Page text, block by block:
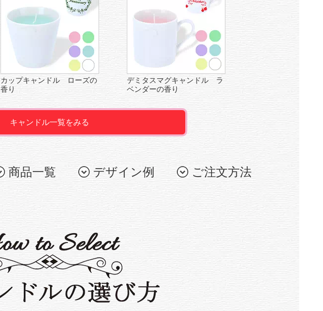
カップキャンドル ローズの
香り
デミタスマグキャンドル ラ
ベンダーの香り
キャンドル一覧をみる
商品一覧 デザイン例 ご注文方法